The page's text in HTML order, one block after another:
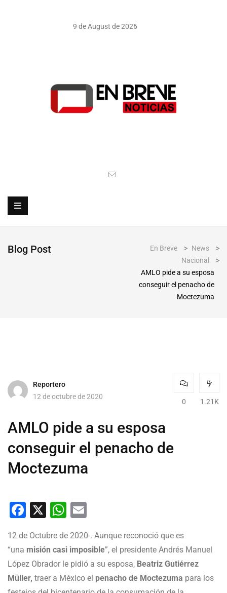
9 de August de 2026
Blog Post En Breve > News
>
Nacional
>
AMLO pide a su esposa
conseguir el penacho de
Moctezuma
Reportero
12 de octubre de 2020
0 1.21K
AMLO pide a su esposa
conseguir el penacho de
Moctezuma
Facebook
X WhatsApp
12 de Octubre de 2020-. Aunque reconoció que es
“una misión casi imposible”, el presidente Andrés Manuel
López Obrador le pidió a su esposa, Beatriz Gutiérrez
Müller, traer a México el penacho de Moctezuma para los